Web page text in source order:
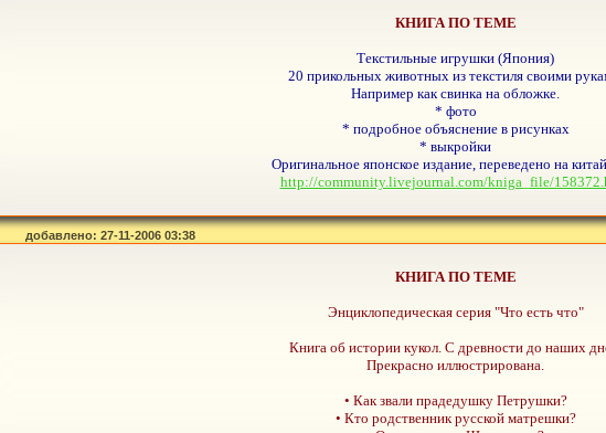
КНИГА ПО ТЕМЕ
Текстильные игрушки (Япония)
20 прикольных животных из текстиля своими
Например как свинка на обложке.
* фото
* подробное объяснение в рисунках
* выкройки
Оригинальное японское издание, переведено на
http://community.livejournal.com/kniga_file/
добавлено: 27-11-2006 03:38
КНИГА ПО ТЕМЕ
Энциклопедическая серия "Что есть что"
Книга об истории кукол. С древности до наших
Прекрасно иллюстрирована.
• Как звали прадедушку Петрушки?
• Кто родственник русской матрешки?